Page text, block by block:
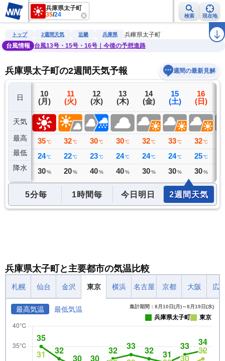
兵庫県太子町
35/24 検索 現在地
雨雲レーダー 台風情報 地震情報 警報・注意報 ラ
トップ 2週間天気 近畿 兵庫県
兵庫県太子町
台風情報
台風13号・15号・16号｜今後の予想進路
兵庫県太子町の2週間天気予報 週間の最新見解
日
天気
最高
最低
降水
9
(日)
33 ℃
25 ℃
0 ミリ
10
(月)
35 ℃
24 ℃
30 %
11
(火)
32 ℃
22 ℃
20 %
12
(水)
30 ℃
23 ℃
40 %
13
(木)
30 ℃
24 ℃
40 %
14
(金)
32 ℃
24 ℃
30 %
15
(土)
33 ℃
24 ℃
30 %
16
(日)
32 ℃
25 ℃
30 %
5分毎 1時間毎 今日明日 2週間天気
兵庫県太子町と主要都市の気温比較
札幌 仙台 金沢 東京 横浜 名古屋 京都 大阪 広
最高気温 最低気温 集計期間：8月10日(月)～8月19日(水)
兵庫県太子町 東京